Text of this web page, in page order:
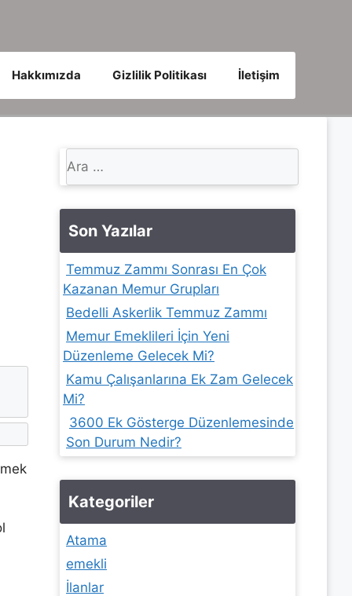
Hakkımızda Gizlilik Politikası İletişim
için
Son Yazılar
Temmuz Zammı Sonrası En Çok
Kazanan Memur Grupları
Bedelli Askerlik Temmuz Zammı
Memur Emeklileri İçin Yeni
Düzenleme Gelecek Mi?
Kamu Çalışanlarına Ek Zam Gelecek
Mi?
3600 Ek Gösterge Düzenlemesinde
Son Durum Nedir?
Kategoriler
Atama
emekli
İlanlar